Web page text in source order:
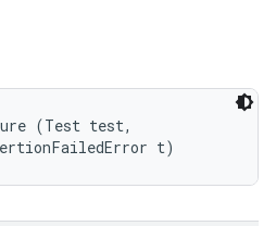
(Test test,
t)